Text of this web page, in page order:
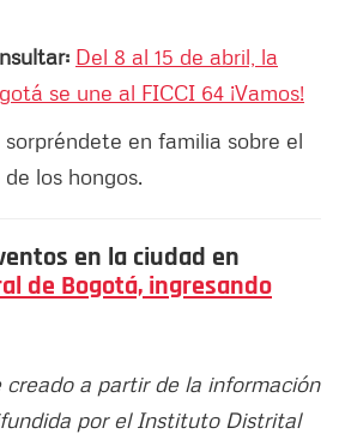
Del 8 al 15 de abril, la
se une al FICCI 64 ¡Vamos!
en familia sobre el
los hongos.
en la ciudad en
de Bogotá, ingresando
a partir de la información
por el Instituto Distrital